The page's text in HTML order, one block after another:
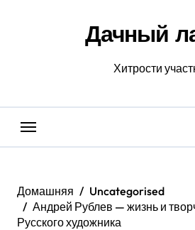
Дачный
Хитрости
Домашняя
Uncategorised
Андрей Рублев — жизнь и
Русского художника